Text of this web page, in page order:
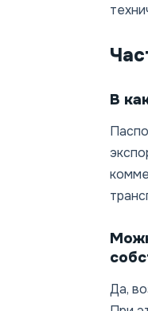
В
Да,